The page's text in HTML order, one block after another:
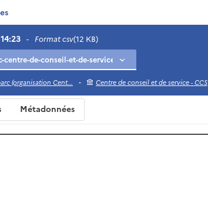
- Format csv(12 KB)
(organisation Cent... - Centre de conseil et de service - CCS
Métadonnées